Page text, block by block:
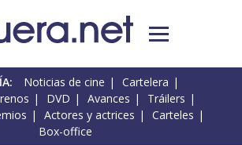
Noticias de cine
Cartelera
DVD Avances
Tráilers
Actores y actrices
Carteles
Box-office